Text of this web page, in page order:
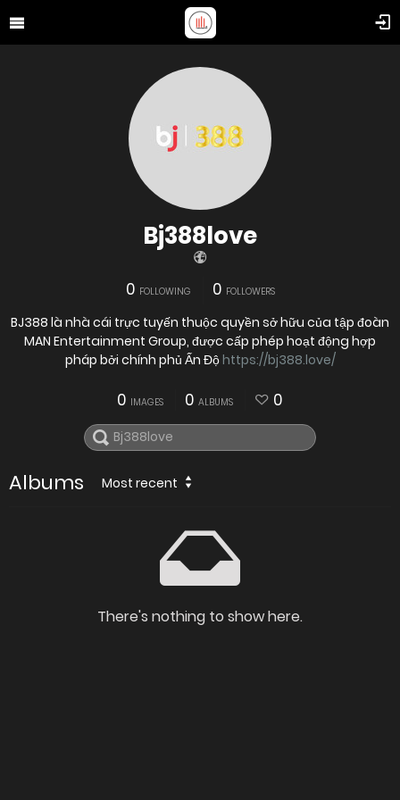
Bj388love
0 FOLLOWING 0 FOLLOWERS
BJ388 là nhà cái trực tuyến thuộc quyền sở hữu của tập đoàn
MAN Entertainment Group, được cấp phép hoạt động hợp
pháp bởi chính phủ Ấn Độhttps://bj388.love/
0 IMAGES 0 ALBUMS 0
Albums Most recent
There's nothing to show here.